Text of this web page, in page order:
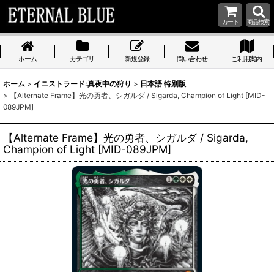
カート 商品検索
ホーム カテゴリ 新規登録 問い合わせ ご利用案内
ホーム > イニストラード:真夜中の狩り > 日本語 特別版
>
【Alternate Frame】光の勇者、シガルダ / Sigarda, Champion of Light [MID-
089JPM]
【Alternate Frame】光の勇者、シガルダ / Sigarda,
Champion of Light [MID-089JPM]